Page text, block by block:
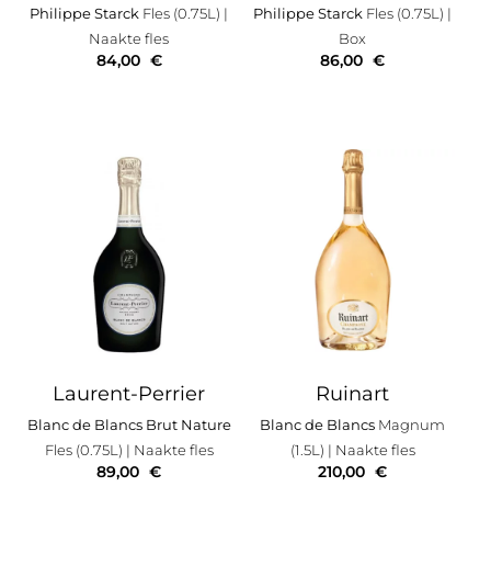
Philippe Starck Fles (0.75L) |
Naakte fles
84,00 €
Philippe Starck Fles (0.75L) |
Box
86,00 €
Laurent-Perrier
Blanc de Blancs Brut Nature
Fles (0.75L) | Naakte fles
89,00 €
Ruinart
Blanc de Blancs Magnum
(1.5L) | Naakte fles
210,00 €